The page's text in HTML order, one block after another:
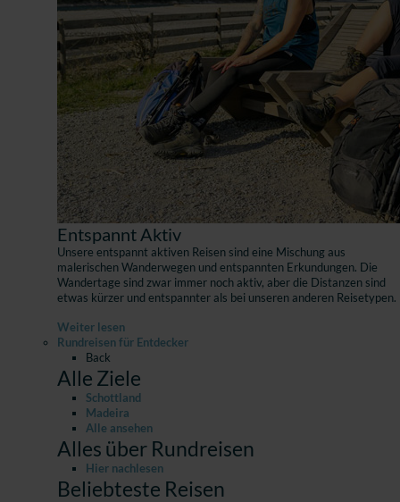
Entspannt Aktiv
Unsere entspannt aktiven Reisen sind eine Mischung aus
malerischen Wanderwegen und entspannten Erkundungen. Die
Wandertage sind zwar immer noch aktiv, aber die Distanzen sind
etwas kürzer und entspannter als bei unseren anderen Reisetypen.
Weiter lesen
Rundreisen für Entdecker
Back
Alle Ziele
Schottland
Madeira
Alle ansehen
Alles über Rundreisen
Hier nachlesen
Beliebteste Reisen